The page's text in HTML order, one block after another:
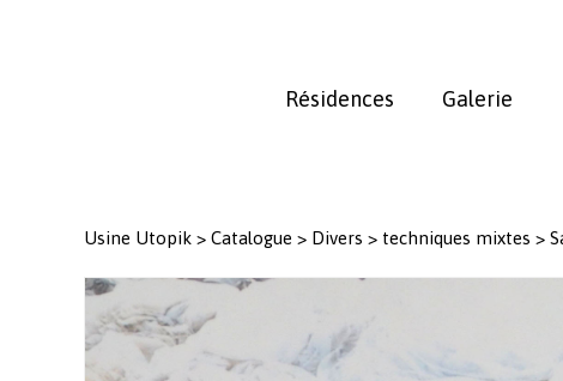
Résidences Galerie
Usine Utopik > Catalogue > Divers > techniques mixtes >